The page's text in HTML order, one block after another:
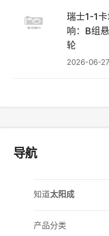
瑞士1-1
响：B组
轮
2026-06-27
导航
知道太阳成
产品分类